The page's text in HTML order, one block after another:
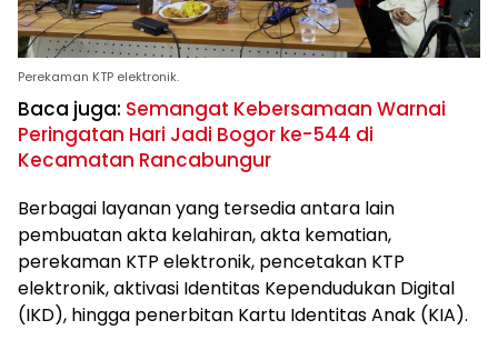
Perekaman KTP elektronik.
Baca juga: Semangat Kebersamaan Warnai
Peringatan Hari Jadi Bogor ke-544 di
Kecamatan Rancabungur
Berbagai layanan yang tersedia antara lain
pembuatan akta kelahiran, akta kematian,
perekaman KTP elektronik, pencetakan KTP
elektronik, aktivasi Identitas Kependudukan Digital
(IKD), hingga penerbitan Kartu Identitas Anak (KIA).